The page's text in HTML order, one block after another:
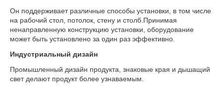
Он поддерживает различные способы установки, в том числе
на рабочий стол, потолок, стену и столб.Принимая
ненаправленную конструкцию установки, оборудование
может быть установлено за один раз эффективно.
Индустриальный дизайн
Промышленный дизайн продукта, знаковые края и дышащий
свет делают продукт более узнаваемым.